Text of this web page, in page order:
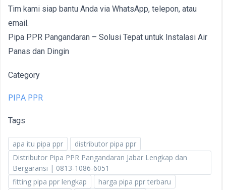
Tim kami siap bantu Anda via WhatsApp, telepon, atau
email.
Pipa PPR Pangandaran – Solusi Tepat untuk Instalasi Air
Panas dan Dingin
Category
PIPA PPR
Tags
apa itu pipa ppr
distributor pipa ppr
Distributor Pipa PPR Pangandaran Jabar Lengkap dan
Bergaransi | 0813-1086-6051
fitting pipa ppr lengkap
harga pipa ppr terbaru